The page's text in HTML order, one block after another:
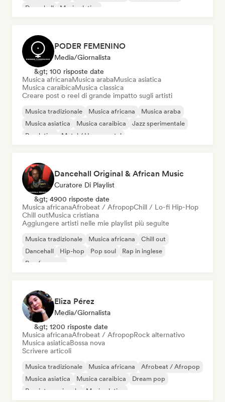
Dancehall
Musica latina
PODER FEMENINO
Media/Giornalista
&gt; 100 risposte date
Musica africanaMusica arabaMusica asiatica
Musica caraibicaMusica classica
Creare post o reel di grande impatto sugli artisti
Musica tradizionale Musica africana
Musica araba
Musica asiatica
Musica caraibica
Jazz sperimentale
Pop latino
Metal / Heavy metal
Dancehall Original & African Music
Curatore Di Playlist
&gt; 4900 risposte date
Musica africanaAfrobeat / AfropopChill / Lo-fi Hip-Hop
Chill outMusica cristiana
Aggiungere artisti nelle mie playlist più seguite
Musica tradizionale Musica africana
Chill out
Dancehall
Hip-hop Pop soul
Rap in inglese
Rap francese
Eliza Pérez
Media/Giornalista
&gt; 1200 risposte date
Musica africanaAfrobeat / AfropopRock alternativo
Musica asiaticaBossa nova
Scrivere articoli
Musica tradizionale Musica africana
Afrobeat / Afropop
Musica asiatica
Musica caraibica
Dream pop
Pop internazionale
Musica latina